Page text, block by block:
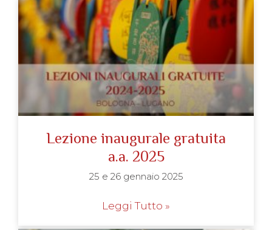
Lezione inaugurale gratuita
a.a. 2025
25 e 26 gennaio 2025
Leggi Tutto »